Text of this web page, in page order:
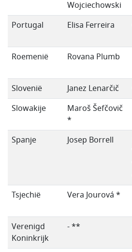
Wojciechowski
Portugal Elisa Ferreira
Roemenië
Rovana Plumb
Slovenië
Janez Lenarčič
Slowakije
Maroš Šefčovič
*
Spanje
Josep Borrell
Tsjechië Vera Jourová *
Verenigd
Koninkrijk
- **